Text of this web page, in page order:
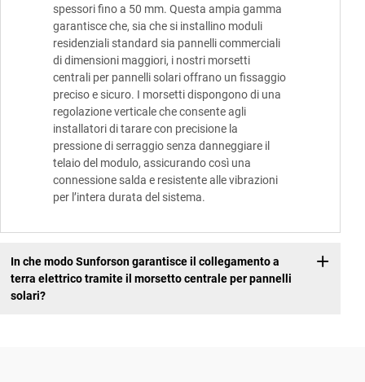
spessori fino a 50 mm. Questa ampia gamma
garantisce che, sia che si installino moduli
residenziali standard sia pannelli commerciali
di dimensioni maggiori, i nostri morsetti
centrali per pannelli solari offrano un fissaggio
preciso e sicuro. I morsetti dispongono di una
regolazione verticale che consente agli
installatori di tarare con precisione la
pressione di serraggio senza danneggiare il
telaio del modulo, assicurando così una
connessione salda e resistente alle vibrazioni
per l’intera durata del sistema.
In che modo Sunforson garantisce il collegamento a
terra elettrico tramite il morsetto centrale per pannelli
solari?